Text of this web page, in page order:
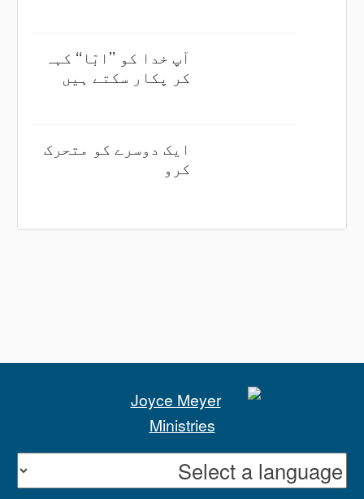
آپ خدا کو ’’ابّا‘‘ کہہ
کر پکار سکتے ہیں
ایک دوسرے کو متحرک
کرو